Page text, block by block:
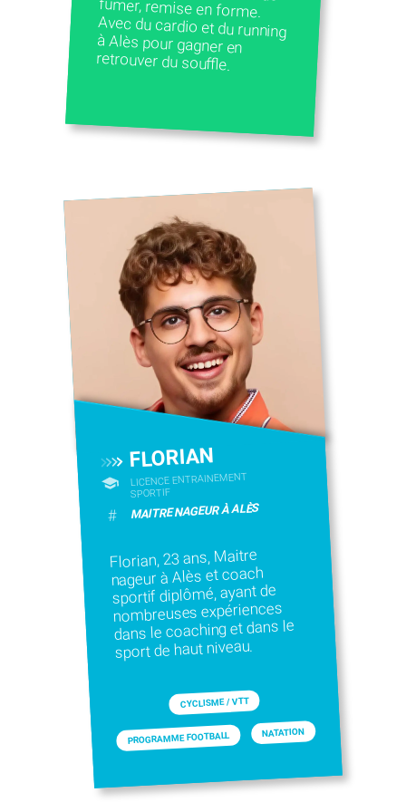
retrouver du souffle.
FLORIAN
LICENCE ENTRAINEMENT
SPORTIF
# MAITRE NAGEUR À ALÈS
Florian, 23 ans, Maitre
nageur à Alès et coach
sportif diplômé, ayant de
nombreuses expériences
dans le coaching et dans le
sport de haut niveau.
CYCLISME / VTT
PROGRAMME FOOTBALL NATATION